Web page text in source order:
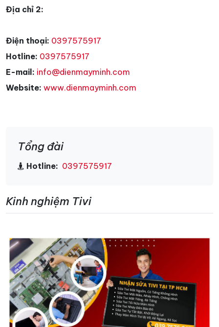
Địa chỉ 2:
Điện thoại: 0397575917
Hotline: 0397575917
E-mail: info@dienmayminh.com
Website: www.dienmayminh.com
Tổng đài
Hotline: 0397575917
Kinh nghiệm Tivi